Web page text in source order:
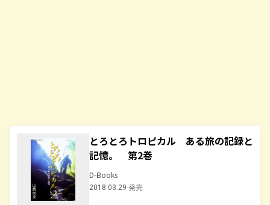
とろとろトロピカル ある旅の記録と
記憶。 第2巻
D-Books
2018.03.29 発売